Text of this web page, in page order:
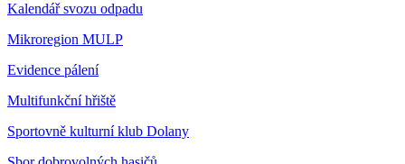
Kalendář svozu odpadu
Mikroregion MULP
Evidence pálení
Multifunkční hřiště
Sportovně kulturní klub Dolany